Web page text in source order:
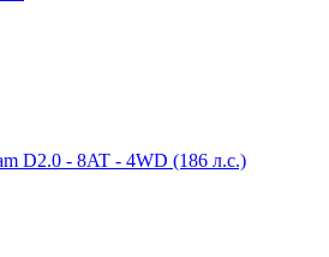
D2.0 - 8AT - 4WD (186 л.с.)